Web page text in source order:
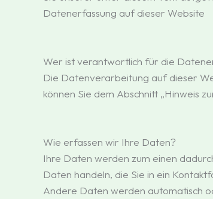
Datenerfassung auf dieser Website
Wer ist verantwortlich für die
Die Datenverarbeitung auf dieser
können Sie dem Abschnitt „Hinweis
Wie erfassen wir Ihre Daten?
Ihre Daten werden zum einen
Daten handeln, die Sie in ein
Andere Daten werden automatisch